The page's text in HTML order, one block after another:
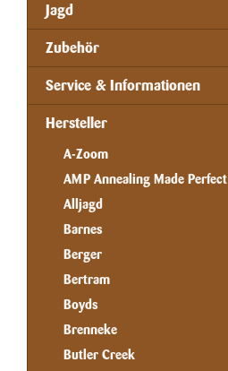
Jagd
Zubehör
Service & Informationen
Hersteller
A-Zoom
AMP Annealing Made Perfect
Alljagd
Barnes
Berger
Bertram
Boyds
Brenneke
Butler Creek